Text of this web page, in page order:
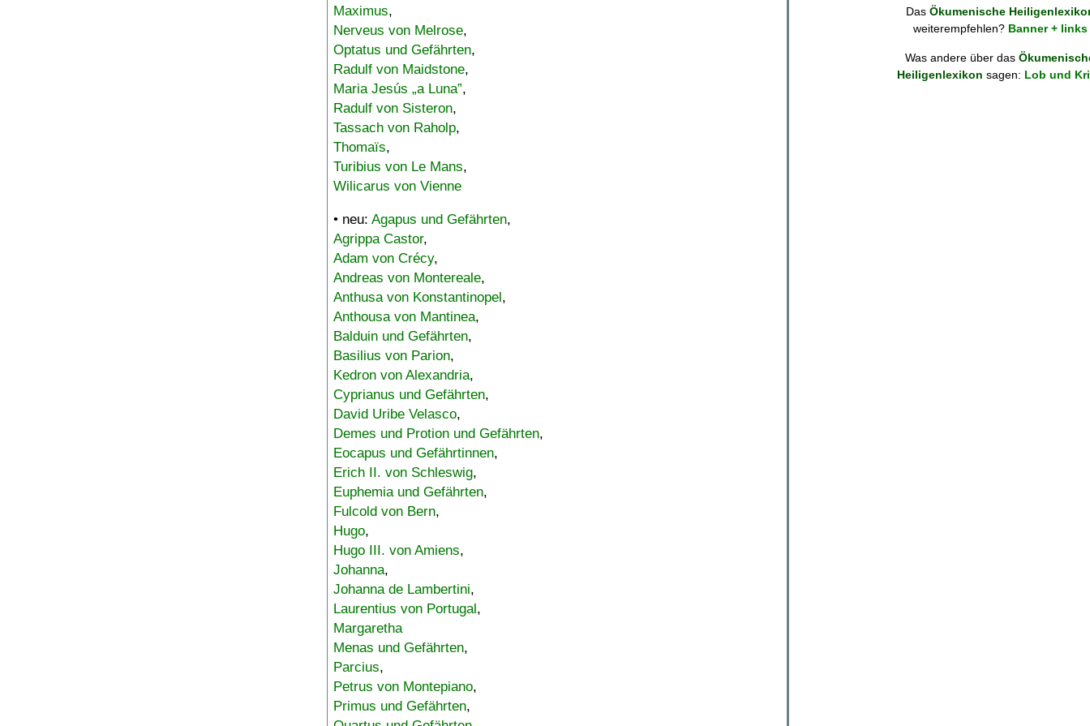
Maximus,
Nerveus von Melrose,
Optatus und Gefährten,
Radulf von Maidstone,
Maria Jesús „a Luna”,
Radulf von Sisteron,
Tassach von Raholp,
Thomaïs,
Turibius von Le Mans,
Wilicarus von Vienne
• neu: Agapus und Gefährten,
Agrippa Castor,
Adam von Crécy,
Andreas von Montereale,
Anthusa von Konstantinopel,
Anthousa von Mantinea,
Balduin und Gefährten,
Basilius von Parion,
Kedron von Alexandria,
Cyprianus und Gefährten,
David Uribe Velasco,
Demes und Protion und Gefährten,
Eocapus und Gefährtinnen,
Erich II. von Schleswig,
Euphemia und Gefährten,
Fulcold von Bern,
Hugo,
Hugo III. von Amiens,
Johanna,
Johanna de Lambertini,
Laurentius von Portugal,
Margaretha
Menas und Gefährten,
Parcius,
Petrus von Montepiano,
Primus und Gefährten,
Das Ökumenische
weiterempfehlen? Banner + links
Was andere über das
Heiligenlexikon sagen: Lob und